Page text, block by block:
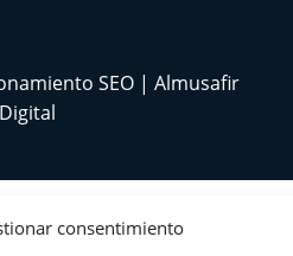
consentimiento
SEO | Almusafir
Digital